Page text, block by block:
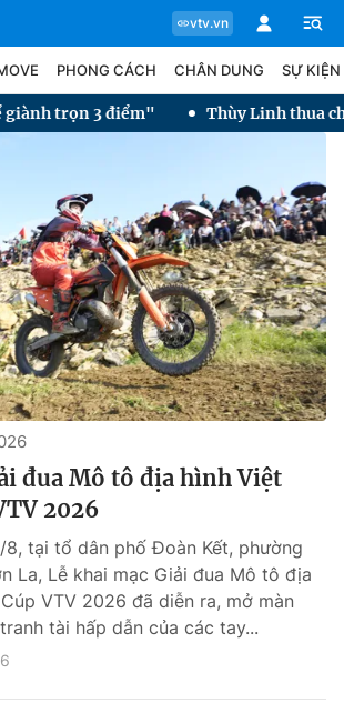
vtv.vn
PHONG CÁCH CHÂN DUNG SỰ KIỆN
Thùy Linh thua chung kết Taipei
đua Mô tô địa hình Việt
2026
8, tại tổ dân phố Đoàn Kết, phường
La, Lễ khai mạc Giải đua Mô tô địa
VTV 2026 đã diễn ra, mở màn
tài hấp dẫn của các tay...